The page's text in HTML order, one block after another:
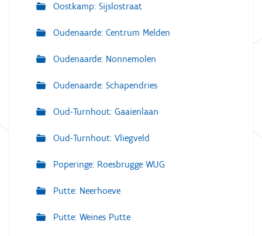
Oostkamp: Sijslostraat
Oudenaarde: Centrum Melden
Oudenaarde: Nonnemolen
Oudenaarde: Schapendries
Oud-Turnhout: Gaaienlaan
Oud-Turnhout: Vliegveld
Poperinge: Roesbrugge WUG
Putte: Neerhoeve
Putte: Weines Putte